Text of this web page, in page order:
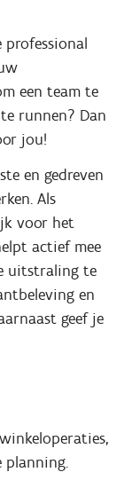
professional
een team te
runnen? Dan
jou!
en gedreven
Als
voor het
actief mee
uitstraling te
en
geef je
planning.